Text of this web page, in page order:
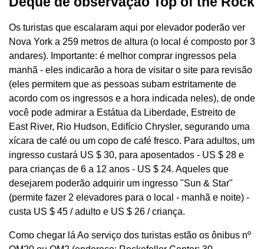
Os turistas que escalaram aqui por elevador poderão ver
Nova York a 259 metros de altura (o local é composto por 3
andares). Importante: é melhor comprar ingressos pela
manhã - eles indicarão a hora de visitar o site para revisão
(eles permitem que as pessoas subam estritamente de
acordo com os ingressos e a hora indicada neles), de onde
você pode admirar a Estátua da Liberdade, Estreito de
East River, Rio Hudson, Edifício Chrysler, segurando uma
xícara de café ou um copo de café fresco. Para adultos, um
ingresso custará US $ 30, para aposentados - US $ 28 e
para crianças de 6 a 12 anos - US $ 24. Aqueles que
desejarem poderão adquirir um ingresso "Sun & Star"
(permite fazer 2 elevadores para o local - manhã e noite) -
custa US $ 45 / adulto e US $ 26 / criança.
Como chegar lá Ao serviço dos turistas estão os ônibus nº